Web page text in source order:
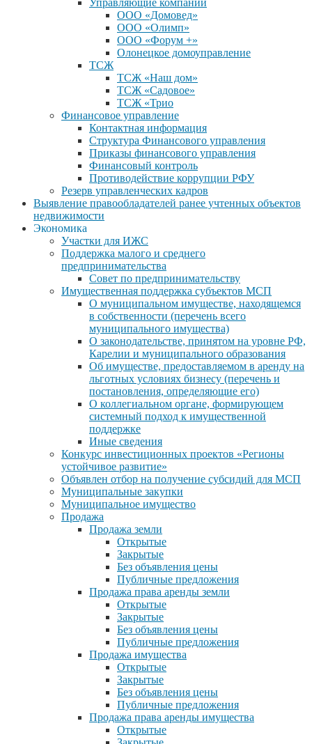
ООО «Домовед»
ООО «Олимп»
ООО «Форум +»
Олонецкое домоуправление
ТСЖ
ТСЖ «Наш дом»
ТСЖ «Садовое»
ТСЖ «Трио
Финансовое управление
Контактная информация
Структура Финансового управления
Приказы финансового управления
Финансовый контроль
Противодействие коррупции РФУ
Резерв управленческих кадров
Выявление правообладателей ранее учтенных объектов
недвижимости
Экономика
Участки для ИЖС
Поддержка малого и среднего
предпринимательства
Совет по предпринимательству
Имущественная поддержка субъектов МСП
О муниципальном имуществе, находящемся
в собственности (перечень всего
муниципального имущества)
О законодательстве, принятом на уровне РФ,
Карелии и муниципального образования
Об имуществе, предоставляемом в аренду на
льготных условиях бизнесу (перечень и
постановления, определяющие его)
О коллегиальном органе, формирующем
системный подход к имущественной
поддержке
Иные сведения
Конкурс инвестиционных проектов «Регионы
устойчивое развитие»
Объявлен отбор на получение субсидий для МСП
Муниципальные закупки
Муниципальное имущество
Продажа
Продажа земли
Открытые
Закрытые
Без объявления цены
Публичные предложения
Продажа права аренды земли
Открытые
Закрытые
Без объявления цены
Публичные предложения
Продажа имущества
Открытые
Закрытые
Без объявления цены
Публичные предложения
Продажа права аренды имущества
Открытые